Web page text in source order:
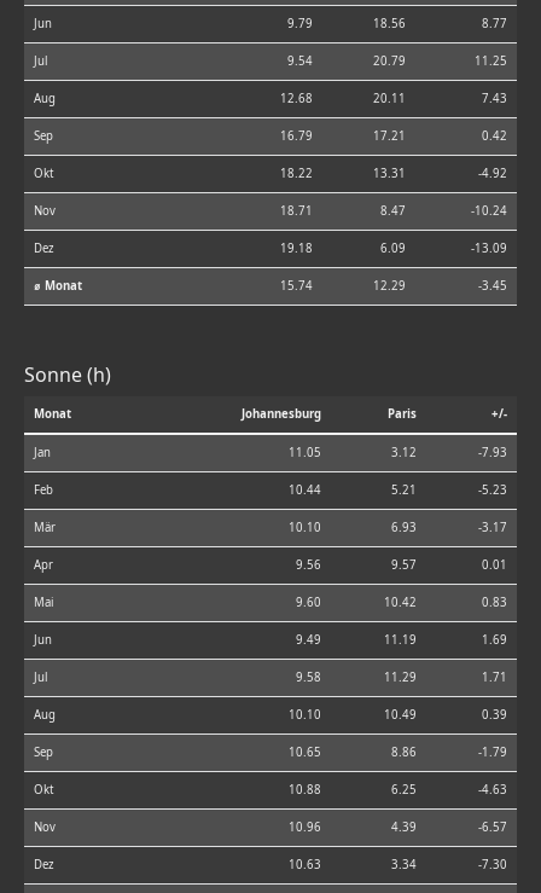
Jun 9.79 18.56 8.77
Jul 9.54 20.79 11.25
Aug 12.68 20.11 7.43
Sep 16.79 17.21 0.42
Okt 18.22 13.31 -4.92
Nov 18.71 8.47 -10.24
Dez 19.18 6.09 -13.09
⌀ Monat 15.74 12.29 -3.45
Sonne (h)
Monat Johannesburg Paris +/-
Jan 11.05 3.12 -7.93
Feb 10.44 5.21 -5.23
Mär 10.10 6.93 -3.17
Apr 9.56 9.57 0.01
Mai 9.60 10.42 0.83
Jun 9.49 11.19 1.69
Jul 9.58 11.29 1.71
Aug 10.10 10.49 0.39
Sep 10.65 8.86 -1.79
Okt 10.88 6.25 -4.63
Nov 10.96 4.39 -6.57
Dez 10.63 3.34 -7.30